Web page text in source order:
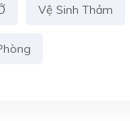
Vệ Sinh Thảm